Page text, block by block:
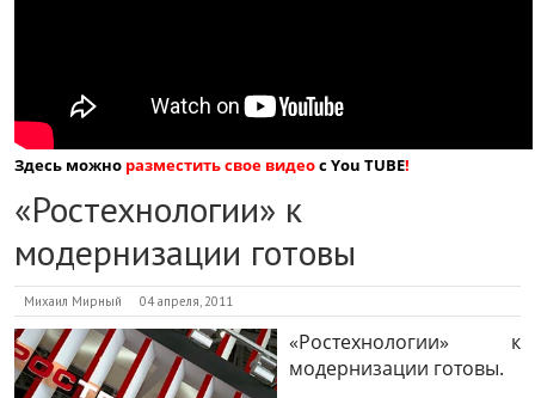
Здесь можно разместить свое видеос You TUBE!
«Ростехнологии» к
модернизации готовы
Михаил Мирный 04 апреля, 2011
«Ростехнологии» к
модернизации готовы.